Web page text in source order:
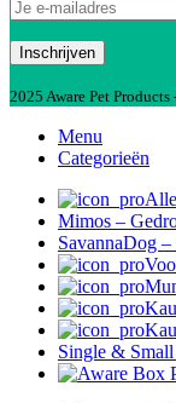
2025 Aware Pet Products
Menu
Categorieën
Mimos –
SavannaDog
Single & Small